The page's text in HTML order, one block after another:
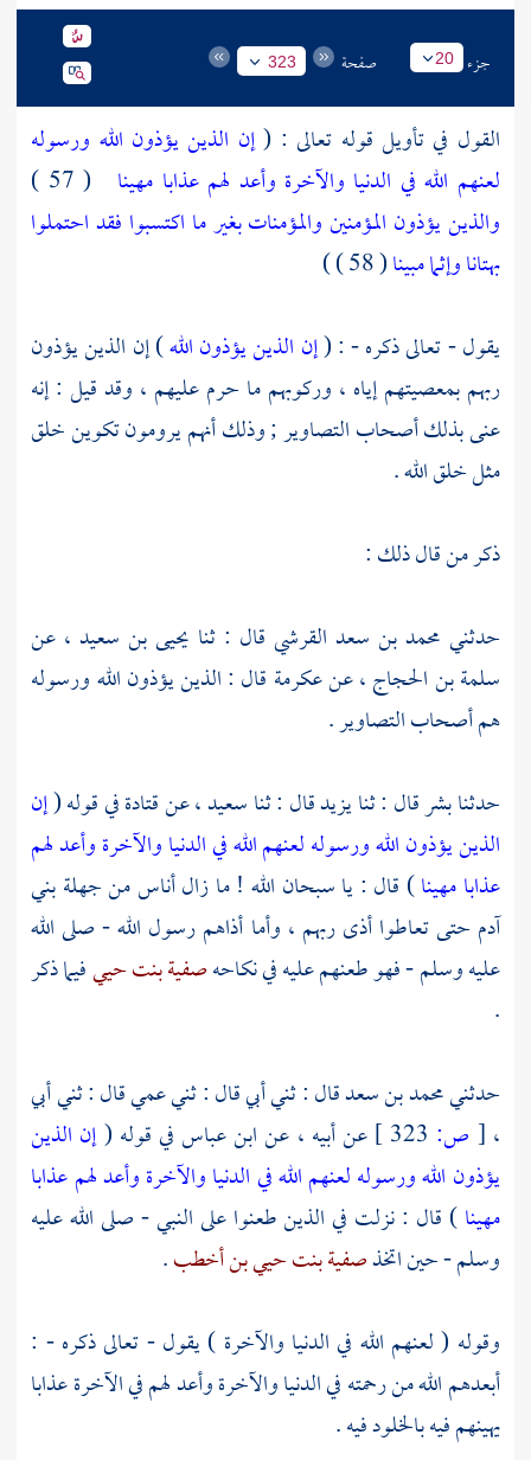
جزء 20 صفحة 323
القول في تأويل قوله تعالى : (إن الذين يؤذون الله ورسوله
لعنهم الله في الدنيا والآخرة وأعد لهم عذابا مهينا
( 57 )
والذين يؤذون المؤمنين والمؤمنات بغير ما اكتسبوا فقد احتملوا
بهتانا وإثما مبينا( 58 ) )
يقول - تعالى ذكره - : (إن الذين يؤذون الله) إن الذين يؤذون
ربهم بمعصيتهم إياه ، وركوبهم ما حرم عليهم ، وقد قيل : إنه
عنى بذلك أصحاب التصاوير ; وذلك أنهم يرومون تكوين خلق
مثل خلق الله .
ذكر من قال ذلك :
حدثني محمد بن سعد القرشي قال : ثنا يحيى بن سعيد ، عن
سلمة بن الحجاج ،عنعكرمة قال : الذين يؤذون الله ورسوله
هم أصحاب التصاوير .
حدثنابشرقال : ثنايزيدقال : ثناسعيد ،عنقتادةفي قوله (إن
الذين يؤذون الله ورسوله لعنهم الله في الدنيا والآخرة وأعد لهم
عذابا مهينا) قال : يا سبحان الله ! ما زال أناس من جهلة بني
آدم حتى تعاطوا أذى ربهم ، وأما أذاهم رسول الله - صلى الله
عليه وسلم - فهو طعنهم عليه في نكاحهصفية بنت حييفيما ذكر
.
حدثنيمحمد بن سعدقال : ثني أبي قال : ثني عمي قال : ثني أبي
، [ ص: عن أبيه ، عنابن عباسفي قوله (إن الذين
يؤذون الله ورسوله لعنهم الله في الدنيا والآخرة وأعد لهم عذابا
مهينا) قال : نزلت في الذين طعنوا على النبي - صلى الله عليه
وسلم - حين اتخذصفية بنت حيي بن أخطب.
وقوله ( لعنهم الله في الدنيا والآخرة ) يقول - تعالى ذكره - :
أبعدهم الله من رحمته في الدنيا والآخرة وأعد لهم في الآخرة عذابا
يهينهم فيه بالخلود فيه .